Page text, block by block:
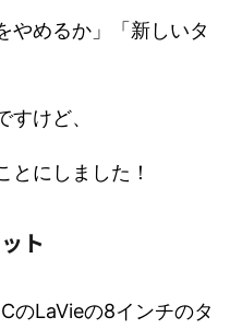
やめるか」「新しいタ
けど、
とにしました！
ト
のLaVieの8インチのタ